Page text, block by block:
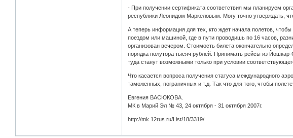
- При получении сертификата соответствия мы планируем
республики Леонидом Маркеловым. Могу точно утверждать,
А теперь информация для тех, кто ждет начала полетов,
поездом или машиной, где в пути проводишь по 16 часов,
организован вечером. Стоимость билета окончательно
порядка полутора тысяч рублей. Принимать рейсы из
туда станут возможными только при условии
Что касается вопроса получения статуса международного
таможенных, пограничных и т.д. Так что для того, чтобы
Евгения ВАСЮКОВА.
МК в Марий Эл № 43, 24 октября - 31 октября 2007г.
http://mk.12rus.ru/List/18/3319/